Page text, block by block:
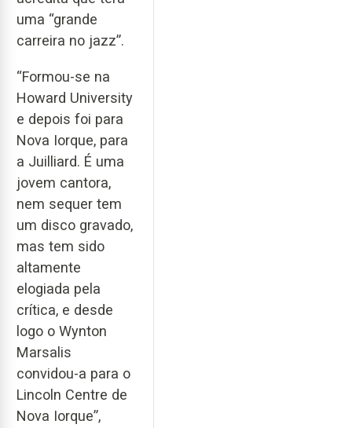
uma “grande
carreira no jazz”.
“Formou-se na
Howard University
e depois foi para
Nova Iorque, para
a Juilliard. É uma
jovem cantora,
nem sequer tem
um disco gravado,
mas tem sido
altamente
elogiada pela
crítica, e desde
logo o Wynton
Marsalis
convidou-a para o
Lincoln Centre de
Nova Iorque”,